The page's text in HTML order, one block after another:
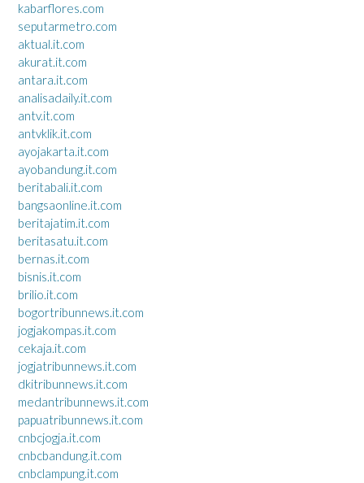
kabarflores.com
seputarmetro.com
aktual.it.com
akurat.it.com
antara.it.com
analisadaily.it.com
antv.it.com
antvklik.it.com
ayojakarta.it.com
ayobandung.it.com
beritabali.it.com
bangsaonline.it.com
beritajatim.it.com
beritasatu.it.com
bernas.it.com
bisnis.it.com
brilio.it.com
bogortribunnews.it.com
jogjakompas.it.com
cekaja.it.com
jogjatribunnews.it.com
dkitribunnews.it.com
medantribunnews.it.com
papuatribunnews.it.com
cnbcjogja.it.com
cnbcbandung.it.com
cnbclampung.it.com